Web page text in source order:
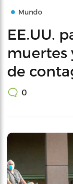
Mundo
EE.UU.
muertes
de
0